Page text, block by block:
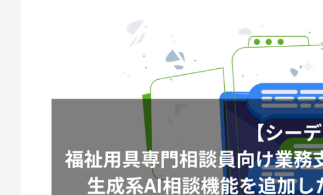
MNO
MVNO
スマート漁業
クラウド
M2M